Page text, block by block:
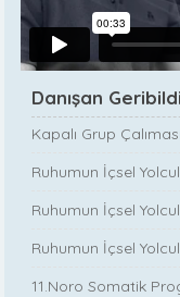
Danışan
Kapalı Grup
Ruhumun İçsel
Ruhumun İçsel
Ruhumun İçsel
11.Noro Somatik